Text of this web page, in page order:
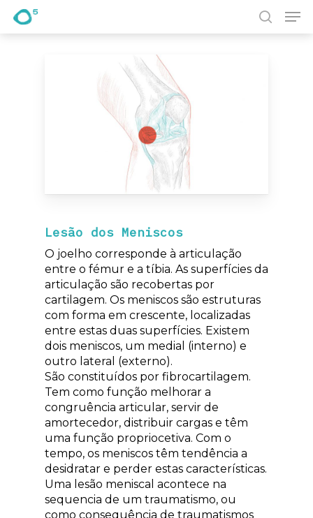
Prima Enter para pesquisar ou ESC para fechar
Lesão dos Meniscos
O joelho corresponde à articulação
entre o fémur e a tíbia. As superfícies da
articulação são recobertas por
cartilagem. Os meniscos são estruturas
com forma em crescente, localizadas
entre estas duas superfícies. Existem
dois meniscos, um medial (interno) e
outro lateral (externo).
São constituídos por fibrocartilagem.
Tem como função melhorar a
congruência articular, servir de
amortecedor, distribuir cargas e têm
uma função propriocetiva. Com o
tempo, os meniscos têm tendência a
desidratar e perder estas características.
Uma lesão meniscal acontece na
sequencia de um traumatismo, ou
como consequência de traumatismos